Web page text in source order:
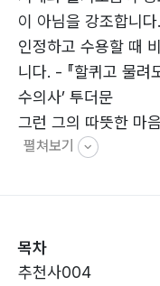
이 아님을 강조합니
인정하고 수용할 때
니다. - 『할퀴고 물려
수의사’ 투더문
그런 그의 따뜻한 마
사이에도 퍼져 나가
은진(로즈)
읽는 내내 저자 부부
펼쳐보기
목차
추천사004